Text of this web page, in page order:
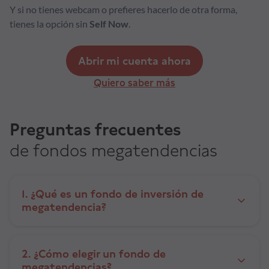
Y si no tienes webcam o prefieres hacerlo de otra forma,
tienes la opción sin Self Now.
Abrir mi cuenta ahora
Quiero saber más
Preguntas frecuentes
de fondos megatendencias
1. ¿Qué es un fondo de inversión de
megatendencia?
2. ¿Cómo elegir un fondo de